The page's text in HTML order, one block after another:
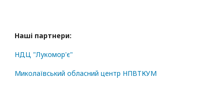
Наші партнери:
НДЦ "Лукомор'є"
Миколаївський обласний центр НПВТКУМ